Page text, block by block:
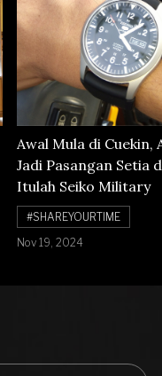
Awal Mula di Cuekin,
Jadi Pasangan Setia
Itulah Seiko Military
#SHAREYOURTIME
Nov 19, 2024